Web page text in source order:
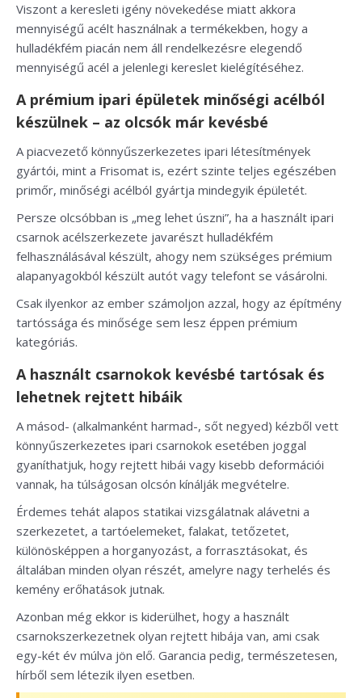
Viszont a keresleti igény növekedése miatt akkora
mennyiségű acélt használnak a termékekben, hogy a
hulladékfém piacán nem áll rendelkezésre elegendő
mennyiségű acél a jelenlegi kereslet kielégítéséhez.
A prémium ipari épületek minőségi acélból
készülnek – az olcsók már kevésbé
A piacvezető könnyűszerkezetes ipari létesítmények
gyártói, mint a Frisomat is, ezért szinte teljes egészében
primőr, minőségi acélból gyártja mindegyik épületét.
Persze olcsóbban is „meg lehet úszni”, ha a használt ipari
csarnok acélszerkezete javarészt hulladékfém
felhasználásával készült, ahogy nem szükséges prémium
alapanyagokból készült autót vagy telefont se vásárolni.
Csak ilyenkor az ember számoljon azzal, hogy az építmény
tartóssága és minősége sem lesz éppen prémium
kategóriás.
A használt csarnokok kevésbé tartósak és
lehetnek rejtett hibáik
A másod- (alkalmanként harmad-, sőt negyed) kézből vett
könnyűszerkezetes ipari csarnokok esetében joggal
gyaníthatjuk, hogy rejtett hibái vagy kisebb deformációi
vannak, ha túlságosan olcsón kínálják megvételre.
Érdemes tehát alapos statikai vizsgálatnak alávetni a
szerkezetet, a tartóelemeket, falakat, tetőzetet,
különösképpen a horganyozást, a forrasztásokat, és
általában minden olyan részét, amelyre nagy terhelés és
kemény erőhatások jutnak.
Azonban még ekkor is kiderülhet, hogy a használt
csarnokszerkezetnek olyan rejtett hibája van, ami csak
egy-két év múlva jön elő. Garancia pedig, természetesen,
hírből sem létezik ilyen esetben.